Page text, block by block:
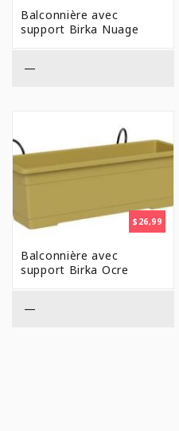
Balconnière avec
support Birka Nuage
—
$ 26,99
Balconnière avec
support Birka Ocre
—